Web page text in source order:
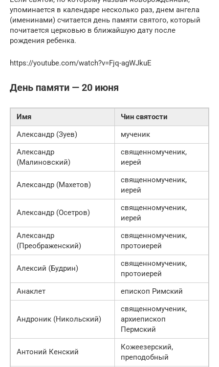
упоминается в календаре несколько раз, днем ангела
(именинами) считается день памяти святого, который
почитается церковью в ближайшую дату после
рождения ребенка.
https://youtube.com/watch?v=Fjq-agWJkuE
День памяти — 20 июня
Имя
Чин святости
Александр (Зуев)
мученик
Александр
(Малиновский)
священномученик,
иерей
Александр (Махетов)
священномученик,
иерей
Александр (Осетров)
священномученик,
иерей
Александр
(Преображенский)
священномученик,
протоиерей
Алексий (Будрин)
священномученик,
протоиерей
Анаклет
епископ Римский
Андроник (Никольский)
священномученик,
архиепископ
Пермский
Антоний Кенский
Кожеезерский,
преподобный